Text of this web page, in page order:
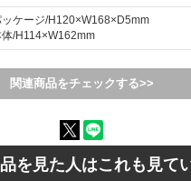
ッケージ/H120×W168×D5mm
体/H114×W162mm
関連商品をチェックする>>
を見た人はこれも見て